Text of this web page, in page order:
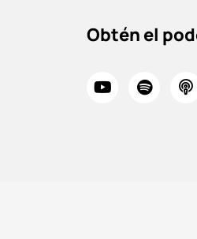
Obtén el